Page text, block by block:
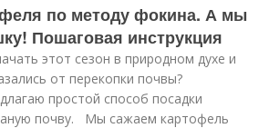
по методу фокина. А мы
Пошаговая инструкция
этот сезон в природном духе и
от перекопки почвы?
простой способ посадки
почву. Мы сажаем картофель